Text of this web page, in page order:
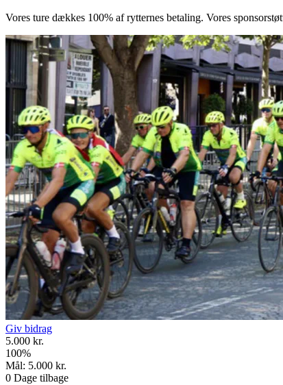
Vores ture dækkes 100% af rytternes betaling. Vores
Giv bidrag
5.000 kr.
100%
Mål: 5.000 kr.
0 Dage tilbage